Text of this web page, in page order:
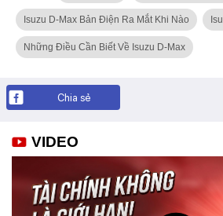
Isuzu D-Max Bản Điện Ra Mắt Khi Nào
Những Điều Cần Biết Về Isuzu D-Max
Chia sẻ
VIDEO